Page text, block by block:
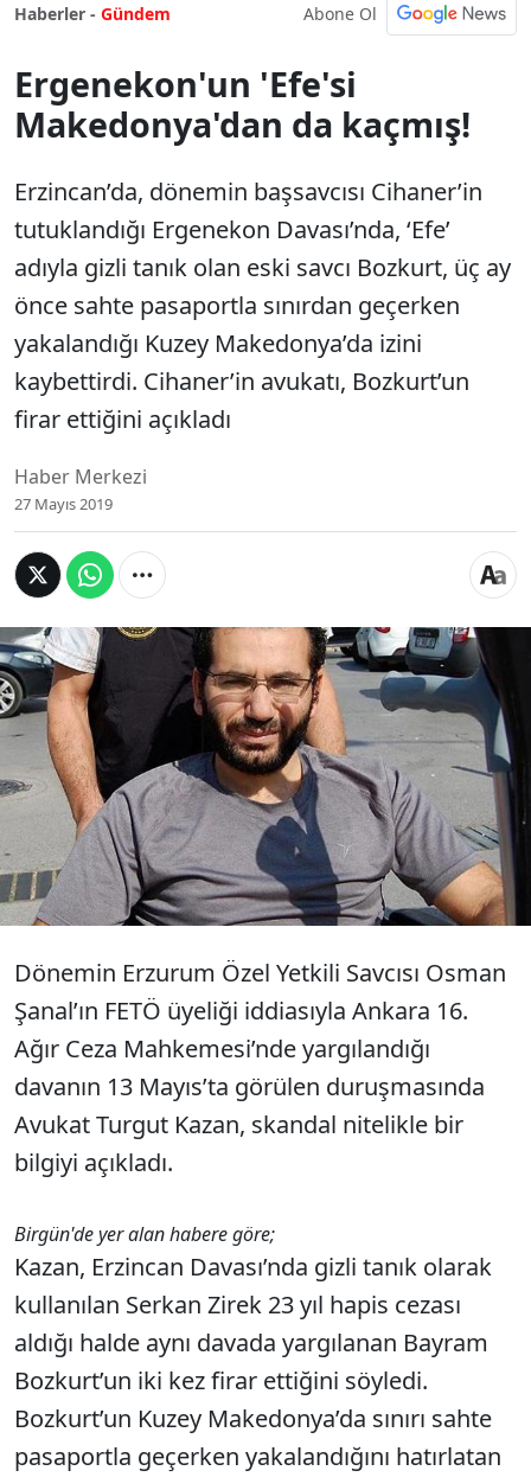
Haberler - Gündem Abone Ol
Ergenekon'un 'Efe'si
Makedonya'dan da kaçmış!
Erzincan’da, dönemin başsavcısı Cihaner’in
tutuklandığı Ergenekon Davası’nda, ‘Efe’
adıyla gizli tanık olan eski savcı Bozkurt, üç ay
önce sahte pasaportla sınırdan geçerken
yakalandığı Kuzey Makedonya’da izini
kaybettirdi. Cihaner’in avukatı, Bozkurt’un
firar ettiğini açıkladı
Haber Merkezi
27 Mayıs 2019
Erzincan’da, dönemin başsavcısı Cihaner’in
tutuklandığı Ergenekon Davası’nda, ‘Efe’ adıyla
gizli tanık olan eski savcı Bozkurt, üç ay önce
sahte pasaportla sınırdan geçerken yakalandığı
Kuzey Makedonya’da izini kaybettirdi. Cihaner’in
avukatı, Bozkurt’un firar ettiğini açıkladı
Dönemin Erzurum Özel Yetkili Savcısı Osman
Şanal’ın FETÖ üyeliği iddiasıyla Ankara 16.
Ağır Ceza Mahkemesi’nde yargılandığı
davanın 13 Mayıs’ta görülen duruşmasında
Avukat Turgut Kazan, skandal nitelikle bir
bilgiyi açıkladı.
Birgün'de yer alan habere göre;
Kazan, Erzincan Davası’nda gizli tanık olarak
kullanılan Serkan Zirek 23 yıl hapis cezası
aldığı halde aynı davada yargılanan Bayram
Bozkurt’un iki kez firar ettiğini söyledi.
Bozkurt’un Kuzey Makedonya’da sınırı sahte
pasaportla geçerken yakalandığını hatırlatan